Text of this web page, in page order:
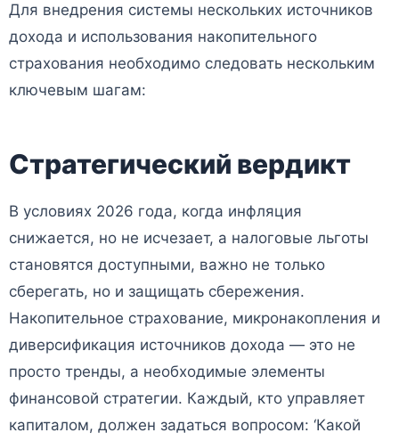
Для внедрения системы нескольких источников
дохода и использования накопительного
страхования необходимо следовать нескольким
ключевым шагам:
Стратегический вердикт
В условиях 2026 года, когда инфляция
снижается, но не исчезает, а налоговые льготы
становятся доступными, важно не только
сберегать, но и защищать сбережения.
Накопительное страхование, микронакопления и
диверсификация источников дохода — это не
просто тренды, а необходимые элементы
финансовой стратегии. Каждый, кто управляет
капиталом, должен задаться вопросом: ‘Какой